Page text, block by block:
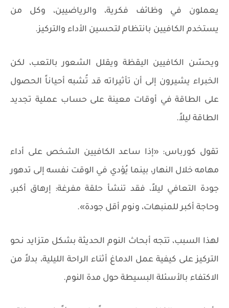
يعملون في وظائف فكرية، والرياضيين، وكل من
يستخدم الكافيين بانتظام لتحسين الأداء والتركيز.
ويحسّن الكافيين اليقظة ويقلل الشعور بالتعب، لكن
الخبراء يشيرون إلى أن تأثيراته قد تُشبه أحياناً الحصول
على الطاقة في أوقات معينة على حساب عملية تجديد
الطاقة ليلاً.
تقول كورباس: «إذا ساعد الكافيين الشخص على أداء
مهامه خلال النهار، بينما يُؤدي في الوقت نفسه إلى تدهور
جودة التعافي ليلاً، فقد تنشأ حلقة مفرغة: إرهاق أكبر،
وحاجة أكبر للمنبهات، ونوم أقل جودة».
لهذا السبب، تتجه أبحاث النوم الحديثة بشكل متزايد نحو
التركيز على كيفية عمل الدماغ أثناء الراحة الليلية، بدلاً من
الاكتفاء بالأسئلة البسيطة حول مدة النوم.